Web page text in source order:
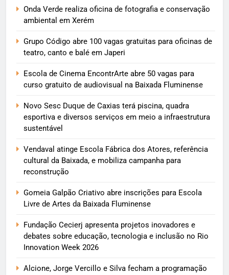
Onda Verde realiza oficina de fotografia e conservação
ambiental em Xerém
Grupo Código abre 100 vagas gratuitas para oficinas de
teatro, canto e balé em Japeri
Escola de Cinema EncontrArte abre 50 vagas para
curso gratuito de audiovisual na Baixada Fluminense
Novo Sesc Duque de Caxias terá piscina, quadra
esportiva e diversos serviços em meio a infraestrutura
sustentável
Vendaval atinge Escola Fábrica dos Atores, referência
cultural da Baixada, e mobiliza campanha para
reconstrução
Gomeia Galpão Criativo abre inscrições para Escola
Livre de Artes da Baixada Fluminense
Fundação Cecierj apresenta projetos inovadores e
debates sobre educação, tecnologia e inclusão no Rio
Innovation Week 2026
Alcione, Jorge Vercillo e Silva fecham a programação